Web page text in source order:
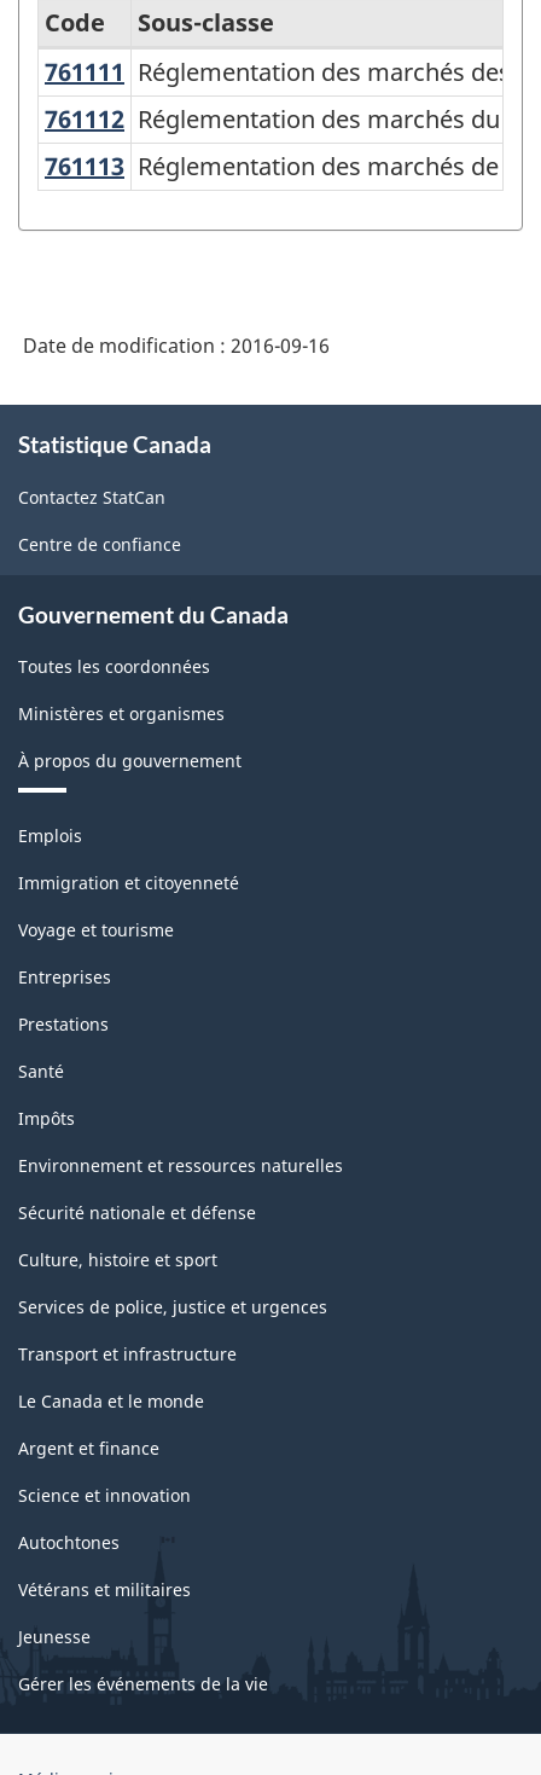
Système
de
classification
des
produits
du
Nord
(SCPAN)
2012
version
-
Structure
de
la
classification
Code
Sous-classe
761111 Réglementation des marchés
Réglementation des marchés des
761112 Réglementation des marchés du
Réglementation des marchés du
761113 Réglementation des marchés de
Réglementation des marchés de
Date de modification : 2016-09-16
propos
ce
site
Statistique Canada
Contactez StatCan
Centre de confiance
Gouvernement du Canada
Toutes les coordonnées
Ministères et organismes
À propos du gouvernement
Thèmes
sujets
Emplois
Immigration et citoyenneté
Voyage et tourisme
Entreprises
Prestations
Santé
Impôts
Environnement et ressources naturelles
Sécurité nationale et défense
Culture, histoire et sport
Services de police, justice et urgences
Transport et infrastructure
Le Canada et le monde
Argent et finance
Science et innovation
Autochtones
Vétérans et militaires
Jeunesse
Gérer les événements de la vie